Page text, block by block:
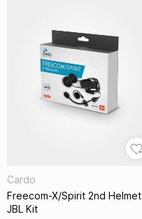
Cardo
Freecom-X/Spirit 2nd Helmet
JBL Kit